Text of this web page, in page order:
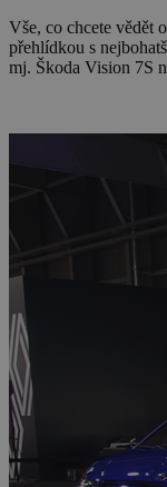
Vše, co chcete vědět
přehlídkou s
mj. Škoda Vision 7S